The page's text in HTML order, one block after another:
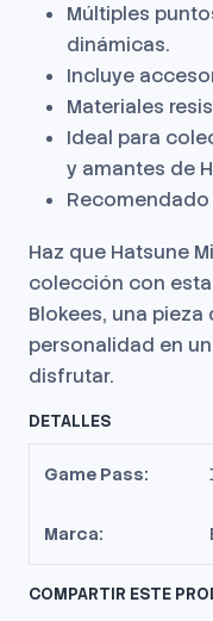
Múltiples
dinámicas.
Incluye
Materiales
Ideal para
y amantes de
Recomendado
Haz que Hatsune
colección con
Blokees, una
personalidad en
disfrutar.
DETALLES
Game Pass:
Marca:
COMPARTIR ESTE